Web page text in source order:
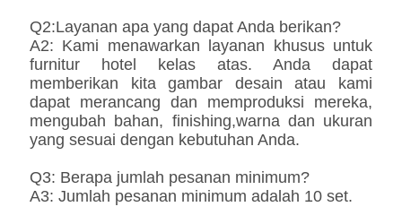
Q2:Layanan apa yang dapat Anda berikan?
A2: Kami menawarkan layanan khusus untuk
furnitur hotel kelas atas. Anda dapat
memberikan kita gambar desain atau kami
dapat merancang dan memproduksi mereka,
mengubah bahan, finishing,warna dan ukuran
yang sesuai dengan kebutuhan Anda.
Q3: Berapa jumlah pesanan minimum?
A3: Jumlah pesanan minimum adalah 10 set.